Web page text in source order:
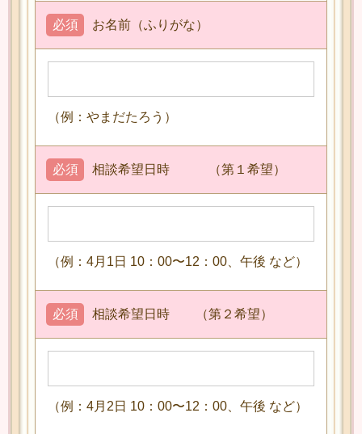
お名前（ふりがな）
必須
（例：やまだたろう）
相談希望日時 （第１希望）
必須
（例：4月1日 10：00〜12：00、午後 など）
相談希望日時 （第２希望）
必須
（例：4月2日 10：00〜12：00、午後 など）